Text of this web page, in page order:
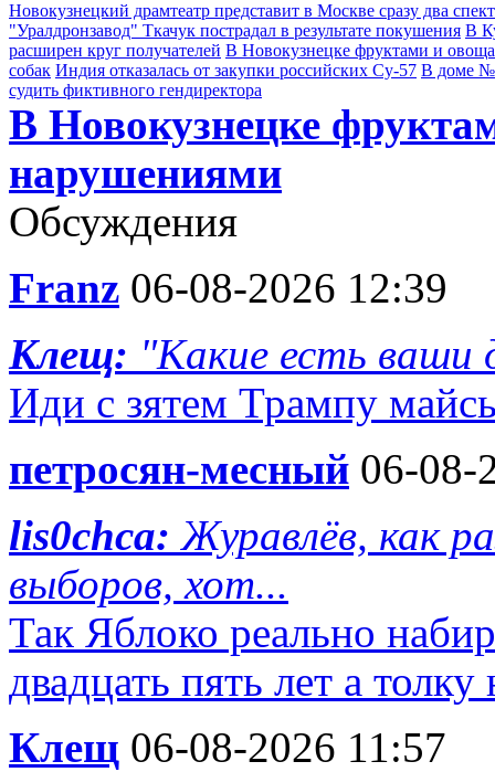
Новокузнецкий драмтеатр представит в Москве сразу два
"Уралдронзавод" Ткачук пострадал в результате покушения В
расширен круг получателей В Новокузнецке фруктами и
собак Индия отказалась от закупки российских Су-57 В доме
судить фиктивного гендиректора
В Новокузнецке
нарушениями
Обсуждения
Franz 06-08-2026 12:39
Клещ: "Какие есть ваши
Иди с зятем Трампу
петросян-месный 06-08-
lis0chca: Журавлёв, как
выборов, хот...
Так Яблоко реально
двадцать пять лет а толку
Клещ 06-08-2026 11:57